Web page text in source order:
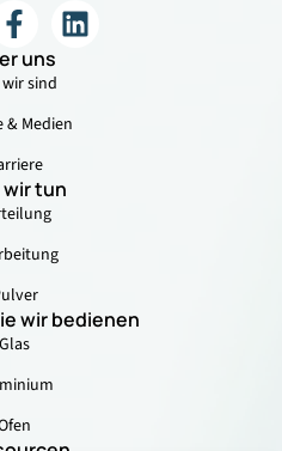
uns
sind
& Medien
wir tun
wir bedienen
Glas